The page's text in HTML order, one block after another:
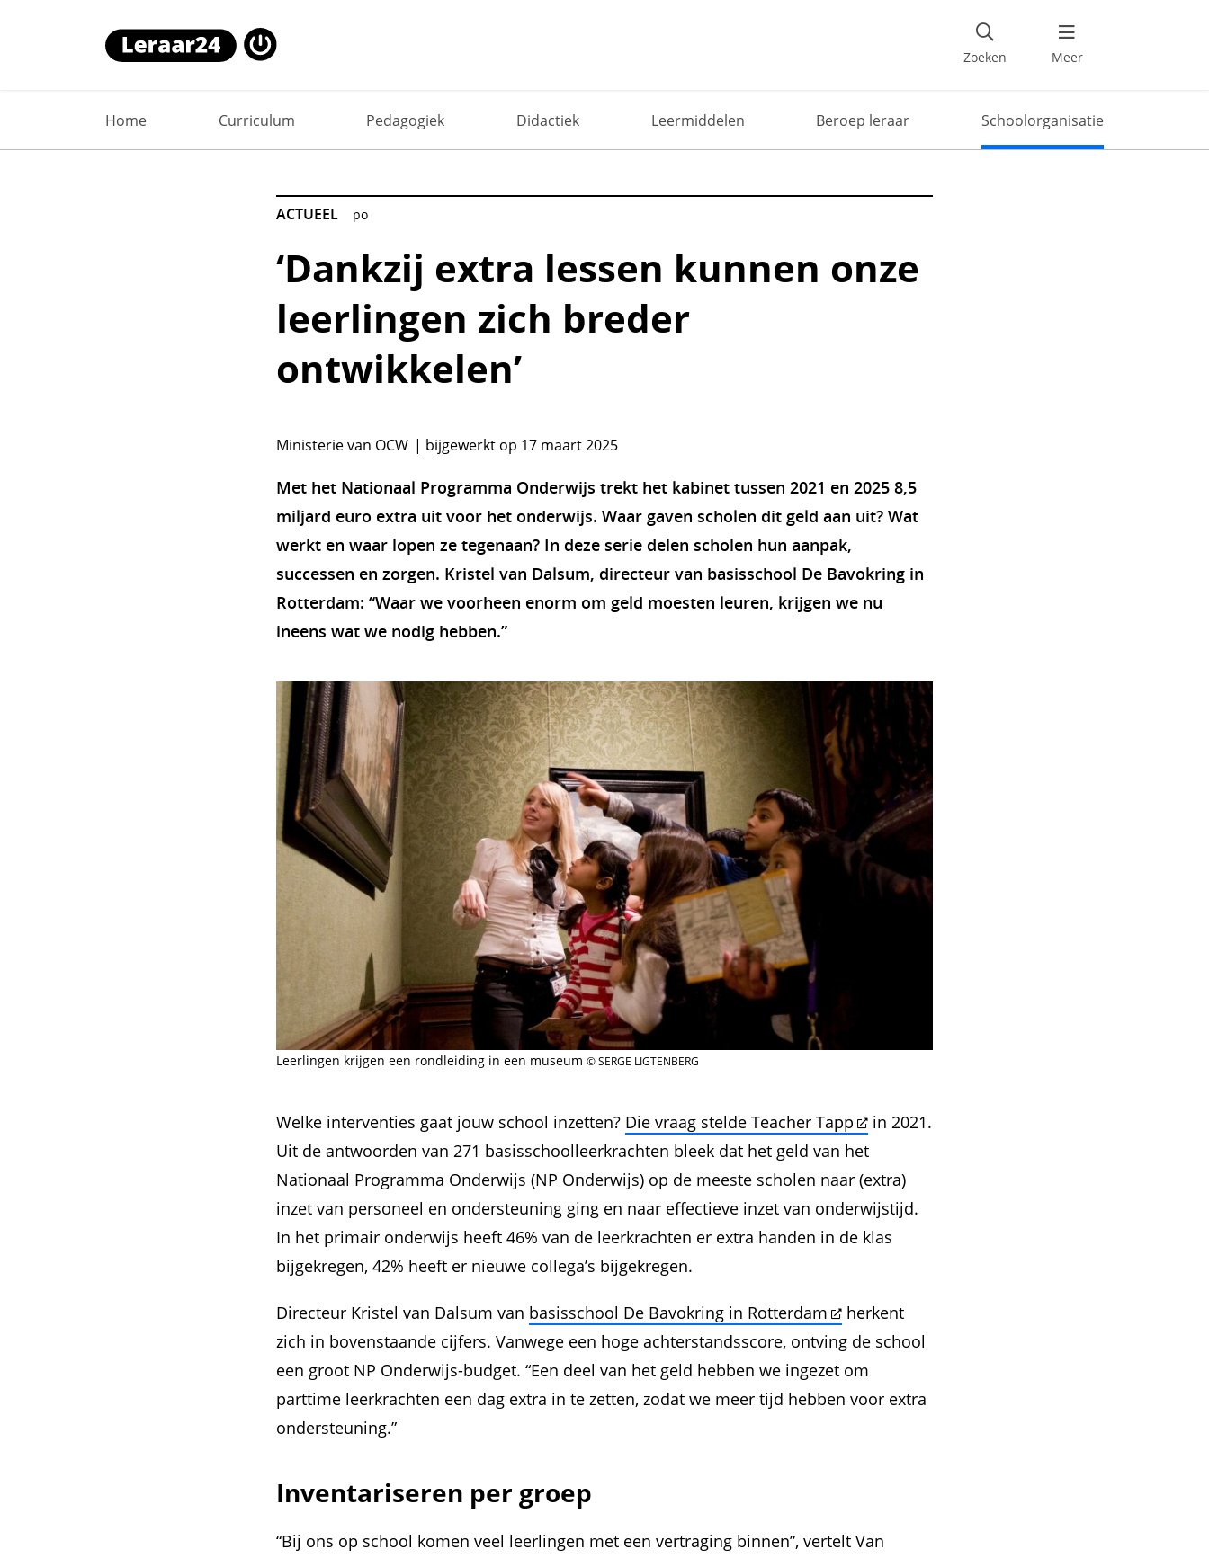
Zoeken Meer
Home Curriculum Pedagogiek Didactiek Leermiddelen Beroep leraar Schoolorganisatie
Deel dit artikel
ACTUEEL po
‘Dankzij extra lessen kunnen onze
leerlingen zich breder
ontwikkelen’
Ministerie van OCW bijgewerkt op 17 maart 2025
Met het Nationaal Programma Onderwijs trekt het kabinet tussen 2021 en 2025 8,5
miljard euro extra uit voor het onderwijs. Waar gaven scholen dit geld aan uit? Wat
werkt en waar lopen ze tegenaan? In deze serie delen scholen hun aanpak,
successen en zorgen. Kristel van Dalsum, directeur van basisschool De Bavokring in
Rotterdam: “Waar we voorheen enorm om geld moesten leuren, krijgen we nu
ineens wat we nodig hebben.”
Leerlingen krijgen een rondleiding in een museum © SERGE LIGTENBERG
Welke interventies gaat jouw school inzetten? Die vraag stelde Teacher Tapp
in 2021.
Uit de antwoorden van 271 basisschoolleerkrachten bleek dat het geld van het
Nationaal Programma Onderwijs (NP Onderwijs) op de meeste scholen naar (extra)
inzet van personeel en ondersteuning ging en naar effectieve inzet van onderwijstijd.
In het primair onderwijs heeft 46% van de leerkrachten er extra handen in de klas
bijgekregen, 42% heeft er nieuwe collega’s bijgekregen.
Directeur Kristel van Dalsum van basisschool De Bavokring in Rotterdam
herkent
zich in bovenstaande cijfers. Vanwege een hoge achterstandsscore, ontving de school
een groot NP Onderwijs-budget. “Een deel van het geld hebben we ingezet om
parttime leerkrachten een dag extra in te zetten, zodat we meer tijd hebben voor extra
ondersteuning.”
Inventariseren per groep
“Bij ons op school komen veel leerlingen met een vertraging binnen”, vertelt Van